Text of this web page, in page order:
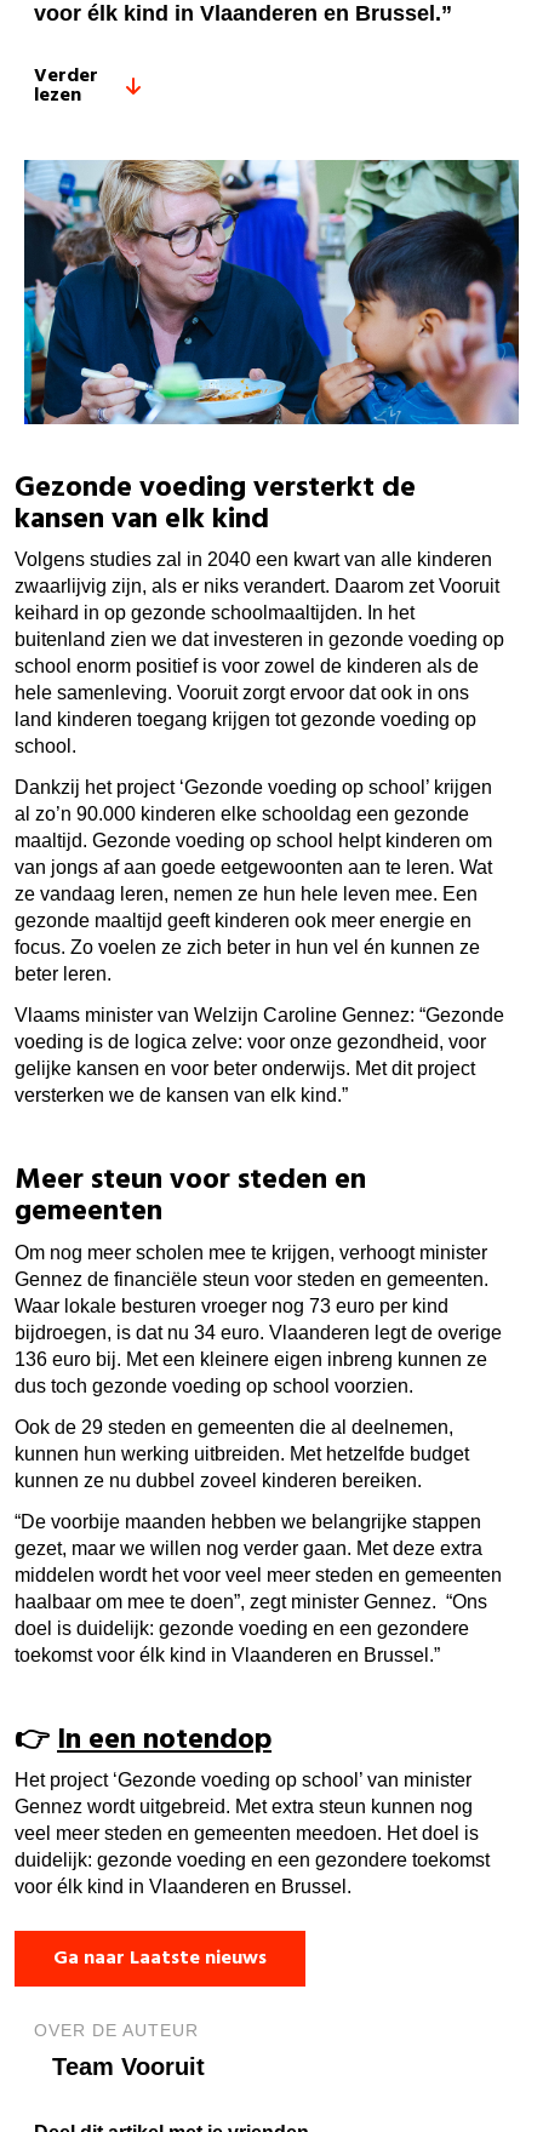
voor élk kind in Vlaanderen en Brussel.”
Verder
lezen
Gezonde voeding versterkt de
kansen van elk kind
Volgens studies zal in 2040 een kwart van alle kinderen
zwaarlijvig zijn, als er niks verandert. Daarom zet Vooruit
keihard in op gezonde schoolmaaltijden. In het
buitenland zien we dat investeren in gezonde voeding op
school enorm positief is voor zowel de kinderen als de
hele samenleving. Vooruit zorgt ervoor dat ook in ons
land kinderen toegang krijgen tot gezonde voeding op
school.
Dankzij het project ‘Gezonde voeding op school’ krijgen
al zo’n 90.000 kinderen elke schooldag een gezonde
maaltijd. Gezonde voeding op school helpt kinderen om
van jongs af aan goede eetgewoonten aan te leren. Wat
ze vandaag leren, nemen ze hun hele leven mee. Een
gezonde maaltijd geeft kinderen ook meer energie en
focus. Zo voelen ze zich beter in hun vel én kunnen ze
beter leren.
Vlaams minister van Welzijn Caroline Gennez: “Gezonde
voeding is de logica zelve: voor onze gezondheid, voor
gelijke kansen en voor beter onderwijs. Met dit project
versterken we de kansen van elk kind.”
Meer steun voor steden en
gemeenten
Om nog meer scholen mee te krijgen, verhoogt minister
Gennez de financiële steun voor steden en gemeenten.
Waar lokale besturen vroeger nog 73 euro per kind
bijdroegen, is dat nu 34 euro. Vlaanderen legt de overige
136 euro bij. Met een kleinere eigen inbreng kunnen ze
dus toch gezonde voeding op school voorzien.
Ook de 29 steden en gemeenten die al deelnemen,
kunnen hun werking uitbreiden. Met hetzelfde budget
kunnen ze nu dubbel zoveel kinderen bereiken.
“De voorbije maanden hebben we belangrijke stappen
gezet, maar we willen nog verder gaan. Met deze extra
middelen wordt het voor veel meer steden en gemeenten
haalbaar om mee te doen”, zegt minister Gennez. “Ons
doel is duidelijk: gezonde voeding en een gezondere
toekomst voor élk kind in Vlaanderen en Brussel.”
👉In een notendop
Het project ‘Gezonde voeding op school’ van minister
Gennez wordt uitgebreid. Met extra steun kunnen nog
veel meer steden en gemeenten meedoen. Het doel is
duidelijk: gezonde voeding en een gezondere toekomst
voor élk kind in Vlaanderen en Brussel.
Ga naar Laatste nieuws
OVER DE AUTEUR
Team Vooruit